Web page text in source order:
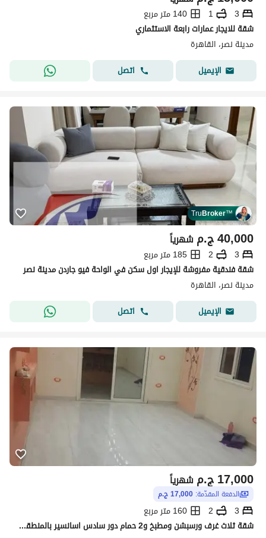
3
1
140 متر مربع
شقة للايجار عمارات رابعة الاستثماري
مدينة نصر، القاهرة
الإيميل
اتصل
TruBroker™
ج.م40,000 شهرياً
3
2
185 متر مربع
شقة فندقية مفروشة للإيجار اول سكن في الواحة فيو جاردن مدينة نصر
مدينة نصر، القاهرة
الإيميل
اتصل
ج.م17,000 شهرياً
الدفعة المقدّمة: 17,000 ج.م
3
2
160 متر مربع
شقة ثلاث غرف ورسبشن ومطبخ و2 حمام دور سادس اسانسير بالمنطقة العاشرة قريبة من مسجد الحسن